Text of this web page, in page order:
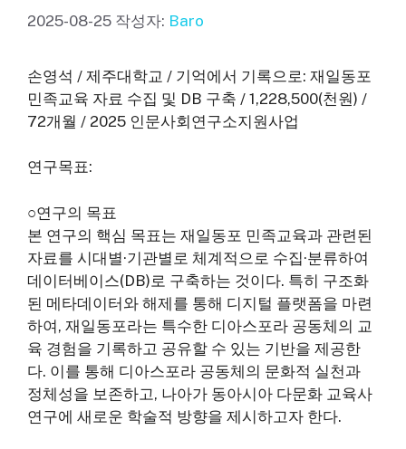
2025-08-25 작성자: Baro
손영석 / 제주대학교 / 기억에서 기록으로: 재일동포
민족교육 자료 수집 및 DB 구축 / 1,228,500(천원) /
72개월 / 2025 인문사회연구소지원사업
연구목표:
○연구의 목표
본 연구의 핵심 목표는 재일동포 민족교육과 관련된
자료를 시대별·기관별로 체계적으로 수집·분류하여
데이터베이스(DB)로 구축하는 것이다. 특히 구조화
된 메타데이터와 해제를 통해 디지털 플랫폼을 마련
하여, 재일동포라는 특수한 디아스포라 공동체의 교
육 경험을 기록하고 공유할 수 있는 기반을 제공한
다. 이를 통해 디아스포라 공동체의 문화적 실천과
정체성을 보존하고, 나아가 동아시아 다문화 교육사
연구에 새로운 학술적 방향을 제시하고자 한다.